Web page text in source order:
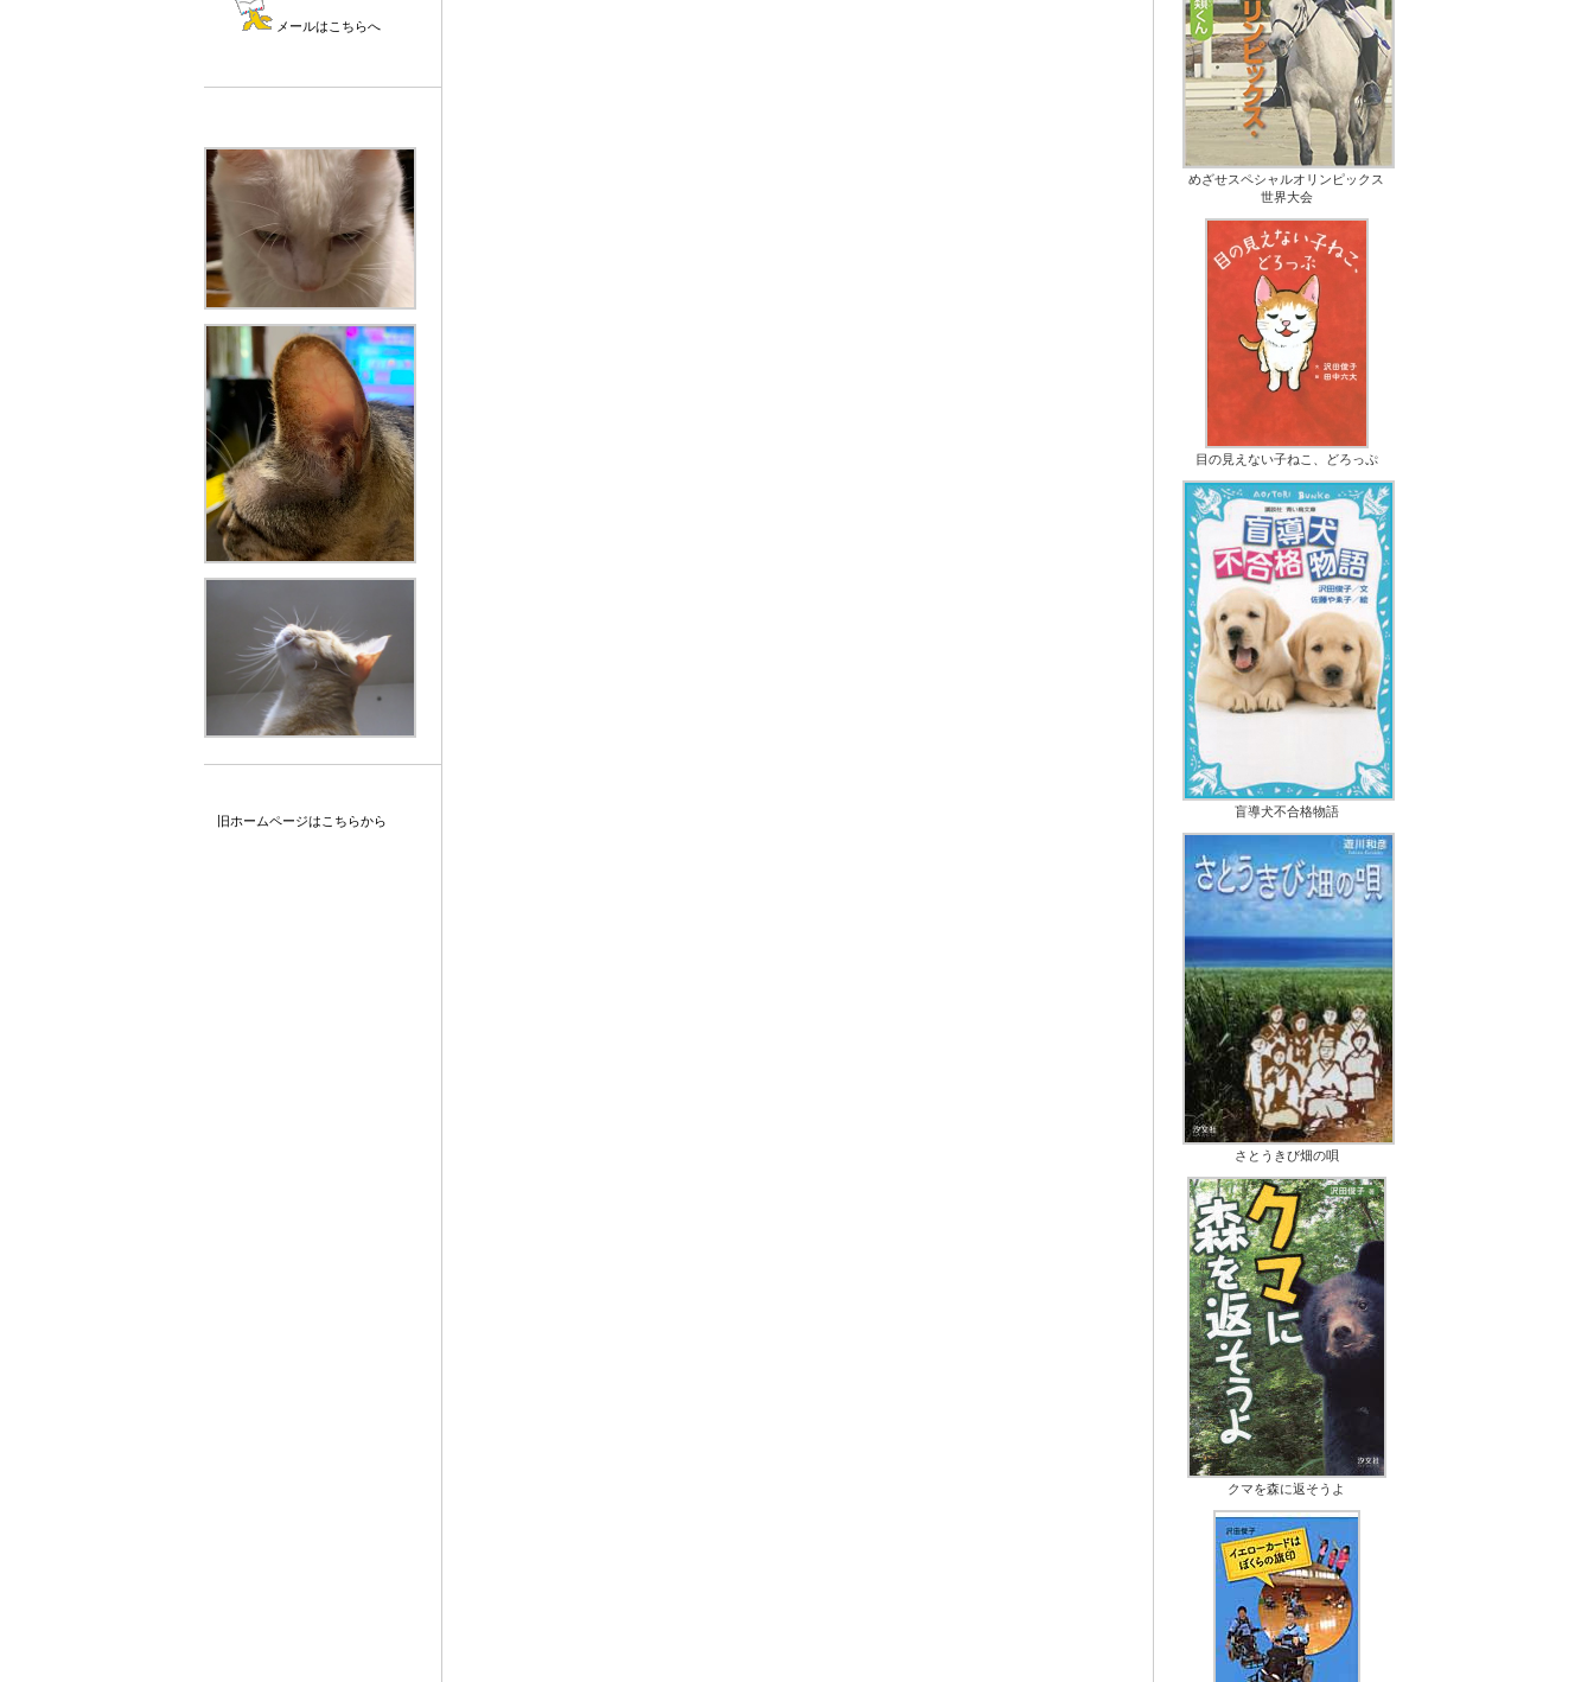
メールはこちらへ
旧ホームページはこちらから
めざせスペシャルオリンピックス
世界大会
目の見えない子ねこ、どろっぷ
盲導犬不合格物語
さとうきび畑の唄
クマを森に返そうよ